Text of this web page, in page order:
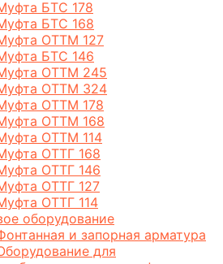
БТС 178
БТС 168
ОТТМ 127
БТС 146
ОТТМ 245
ОТТМ 324
ОТТМ 178
ОТТМ 168
ОТТМ 114
ОТТГ 168
ОТТГ 146
ОТТГ 127
ОТТГ 114
оборудование
и запорная арматура
для